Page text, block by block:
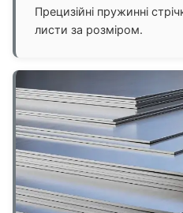
Прецизійні пружинні
листи за розміром.